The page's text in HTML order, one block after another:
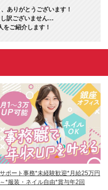
ありがとうございます！
訳ございません…
をご紹介します！
サポート事務*未経験歓迎*月給25万円
～*服装・ネイル自由*賞与年2回